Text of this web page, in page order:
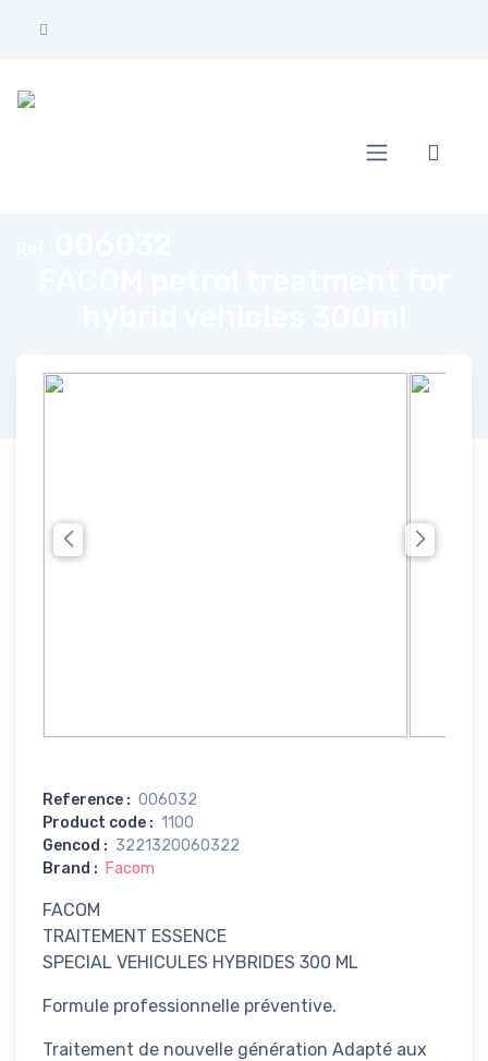
Reference : 006032
Product code : 1100
Gencod : 3221320060322
Brand : Facom
FACOM
TRAITEMENT ESSENCE
SPECIAL VEHICULES HYBRIDES 300 ML
Formule professionnelle préventive.
Traitement de nouvelle génération Adapté aux